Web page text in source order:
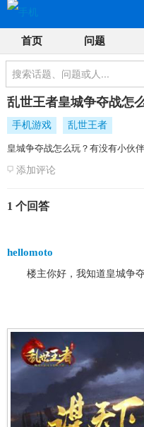
首页 问题
乱世王者皇城争夺战怎
手机游戏 乱世王者
皇城争夺战怎么玩？有没有小伙
添加评论
1 个回答
hellomoto
楼主你好，我知道皇城争夺